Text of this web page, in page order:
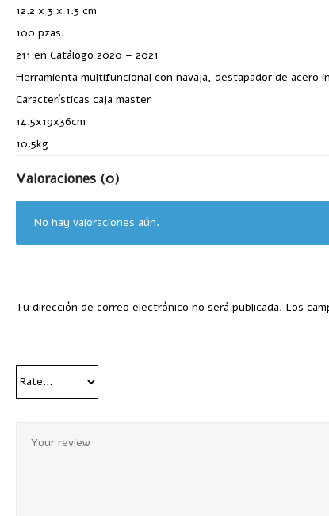
12.2 x 3 x 1.3 cm
100 pzas.
211 en Catálogo 2020 – 2021
Herramienta multifuncional con navaja, destapador de acero
Características caja master
14.5x19x36cm
10.5kg
Valoraciones (0)
No hay valoraciones aún.
Tu dirección de correo electrónico no será publicada. Los